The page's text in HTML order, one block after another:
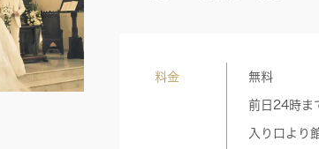
料金 無料
前日24時ま
入り口より